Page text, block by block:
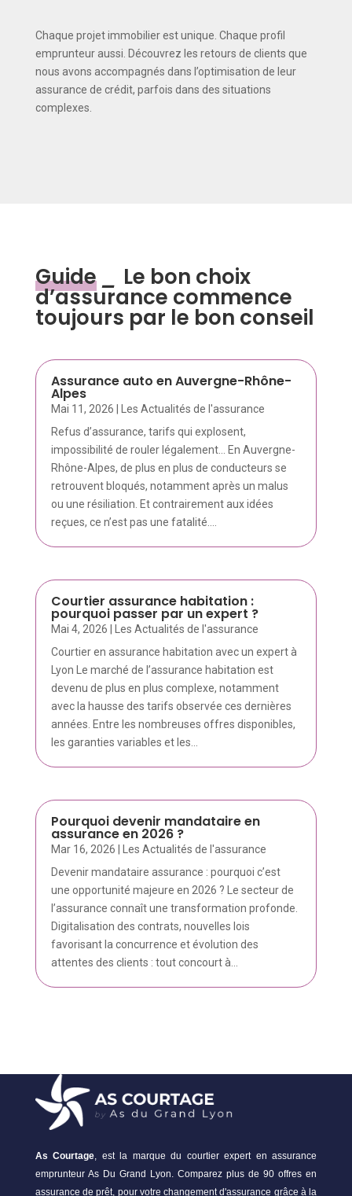
Chaque projet immobilier est unique. Chaque profil
emprunteur aussi. Découvrez les retours de clients que
nous avons accompagnés dans l’optimisation de leur
assurance de crédit, parfois dans des situations
complexes.
Guide Le bon choix
d’assurance commence
toujours par le bon conseil
Assurance auto en Auvergne-Rhône-
Alpes
Mai 11, 2026
Les Actualités de l'assurance
Refus d’assurance, tarifs qui explosent,
impossibilité de rouler légalement… En Auvergne-
Rhône-Alpes, de plus en plus de conducteurs se
retrouvent bloqués, notamment après un malus
ou une résiliation. Et contrairement aux idées
reçues, ce n’est pas une fatalité....
Courtier assurance habitation :
pourquoi passer par un expert ?
Mai 4, 2026
Les Actualités de l'assurance
Courtier en assurance habitation avec un expert à
Lyon Le marché de l’assurance habitation est
devenu de plus en plus complexe, notamment
avec la hausse des tarifs observée ces dernières
années. Entre les nombreuses offres disponibles,
les garanties variables et les...
Pourquoi devenir mandataire en
assurance en 2026 ?
Mar 16, 2026
Les Actualités de l'assurance
Devenir mandataire assurance : pourquoi c’est
une opportunité majeure en 2026 ? Le secteur de
l’assurance connaît une transformation profonde.
Digitalisation des contrats, nouvelles lois
favorisant la concurrence et évolution des
attentes des clients : tout concourt à...
As Courtage , est la marque du courtier expert en assurance
emprunteur As Du Grand Lyon. Comparez plus de 90 offres en
assurance de prêt, pour votre changement d'assurance grâce à la